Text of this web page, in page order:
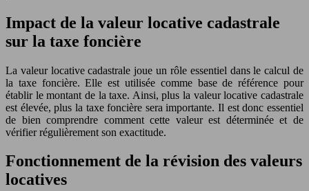
Impact de la valeur locative cadastrale
sur la taxe foncière
La valeur locative cadastrale joue un rôle essentiel dans le calcul de
la taxe foncière. Elle est utilisée comme base de référence pour
établir le montant de la taxe. Ainsi, plus la valeur locative cadastrale
est élevée, plus la taxe foncière sera importante. Il est donc essentiel
de bien comprendre comment cette valeur est déterminée et de
vérifier régulièrement son exactitude.
Fonctionnement de la révision des valeurs
locatives